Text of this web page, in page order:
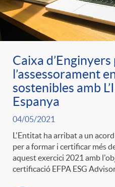
Caixa
l’assessorament
sostenibles amb
Espanya
04/05/2021
L'Entitat ha arribat a un
per a formar i certificar més
aquest exercici 2021 amb
certificació EFPA ESG